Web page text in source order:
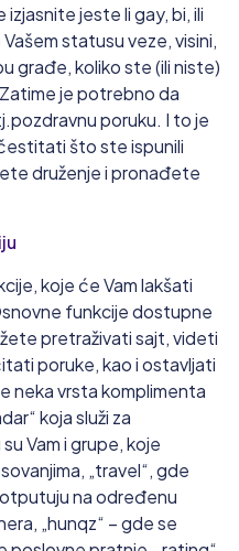
jeste li gay, bi, ili
statusu veze, visini,
građe, koliko ste (ili niste)
je potrebno da
poruku. I to je
što ste ispunili
druženje i pronađete
koje će Vam lakšati
funkcije dostupne
pretraživati sajt, videti
poruke, kao i ostavljati
neka vrsta komplimenta
koja služi za
Vam i grupe, koje
„travel“, gde
na određenu
„hunqz“ – gde se